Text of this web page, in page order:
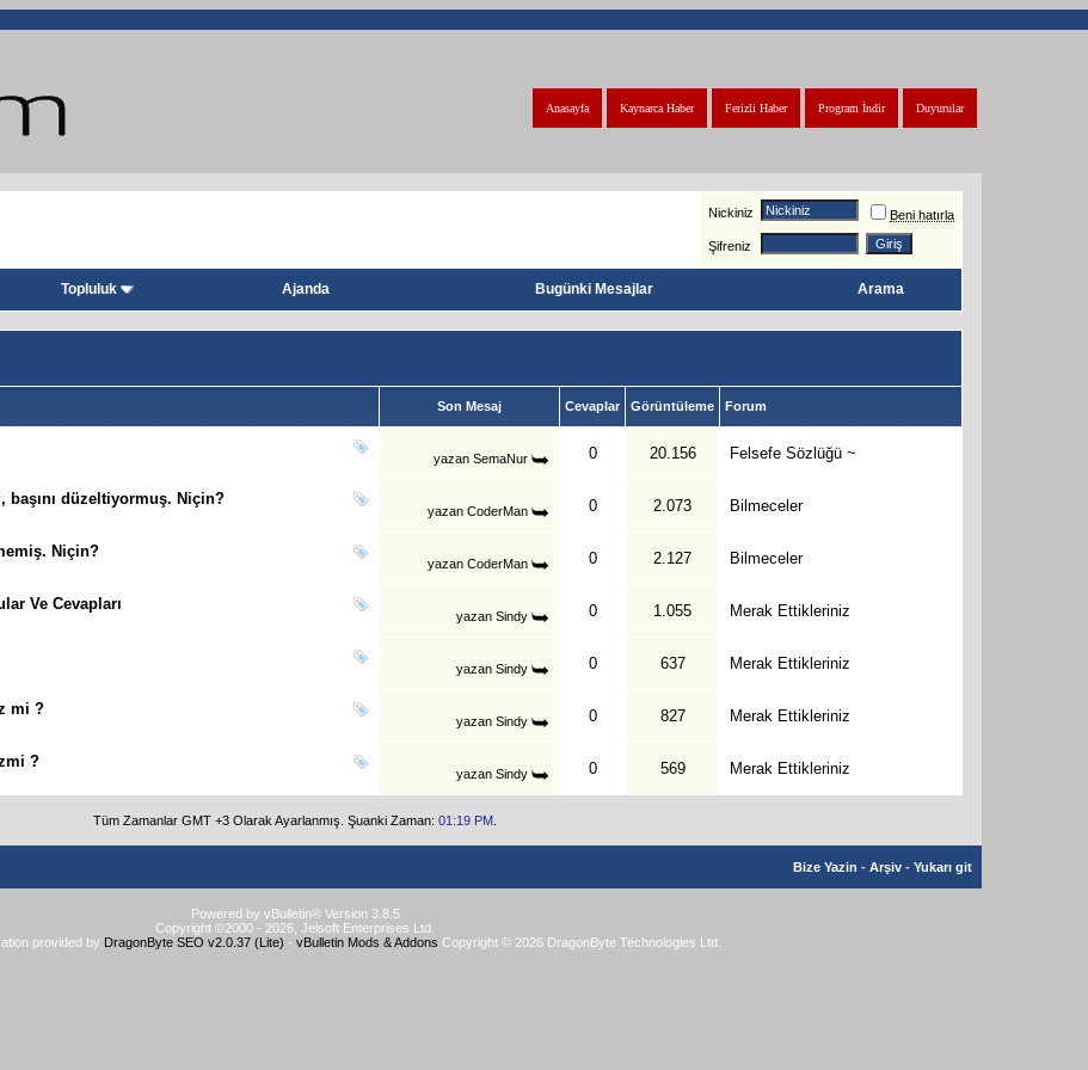
Duyurular
Program İndir
Ferizli Haber
Kaynarca Haber
Anasayfa
Nickiniz Beni hatırla
Şifreniz
Topluluk Ajanda Bugünki Mesajlar Arama
Son Mesaj Cevaplar Görüntüleme Forum
yazan SemaNur 0 20.156 Felsefe Sözlüğü ~
başını düzeltiyormuş. Niçin?
yazan CoderMan 0 2.073 Bilmeceler
Niçin?
yazan CoderMan 0 2.127 Bilmeceler
Ve Cevapları
yazan Sindy 0 1.055 Merak Ettikleriniz
yazan Sindy 0 637 Merak Ettikleriniz
mi ?
yazan Sindy 0 827 Merak Ettikleriniz
?
yazan Sindy 0 569 Merak Ettikleriniz
Tüm Zamanlar GMT +3 Olarak Ayarlanmış. Şuanki Zaman: 01:19 PM
Bize Yazin - Arşiv - Yukarı git
Powered by vBulletin® Version 3.8.5
Copyright ©2000 - 2026, Jelsoft Enterprises Ltd.
provided by DragonByte SEO v2.0.37 (Lite) - vBulletin Mods & Addons Copyright © 2026 DragonByte Technologies Ltd.